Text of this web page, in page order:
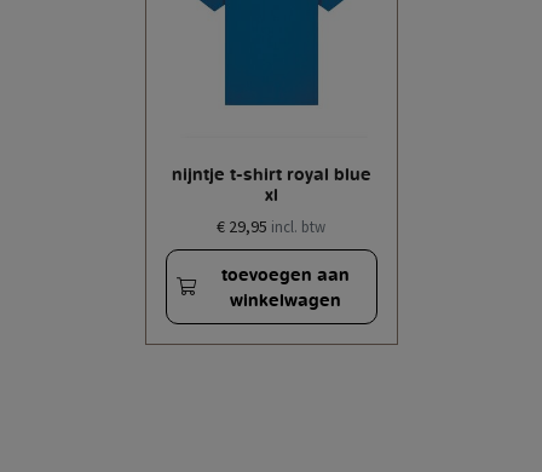
nijntje t-shirt royal blue
xl
€ 29,95 incl. btw
toevoegen aan
winkelwagen